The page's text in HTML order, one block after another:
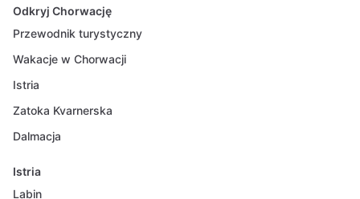
Odkryj Chorwację
Przewodnik turystyczny
Wakacje w Chorwacji
Istria
Zatoka Kvarnerska
Dalmacja
Istria
Labin